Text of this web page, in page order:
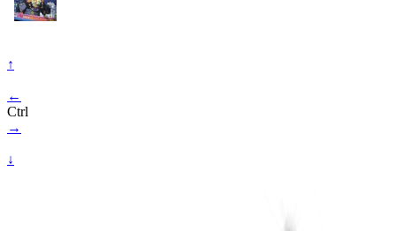
↑
←
Ctrl
→
↓